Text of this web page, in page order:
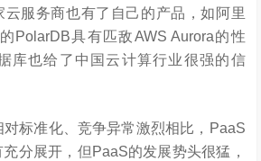
云服务商也有了自己的产品，如阿里
PolarDB具有匹敌AWS Aurora的性
库也给了中国云计算行业很强的信
标准化、竞争异常激烈相比，PaaS
分展开，但PaaS的发展势头很猛，